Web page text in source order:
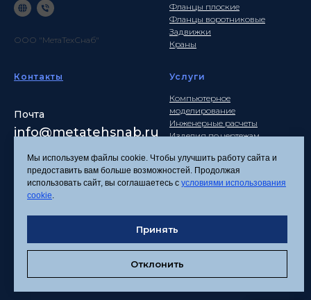
ООО "МетаТехСнаб"
Фланцы плоские
Фланцы воротниковые
Задвижки
Краны
Контакты
Почта
info@metatehsnab.ru
Услуги
Компьютерное
моделирование
Инженерные расчеты
Изделия по чертежам
Политика
Согласие на обработку
персональных данных
Соглашение об
Мы используем файлы cookie. Чтобы улучшить работу сайта и
предоставить вам больше возможностей. Продолжая
использовать сайт, вы соглашаетесь с условиями использования
cookie.
Принять
Отклонить